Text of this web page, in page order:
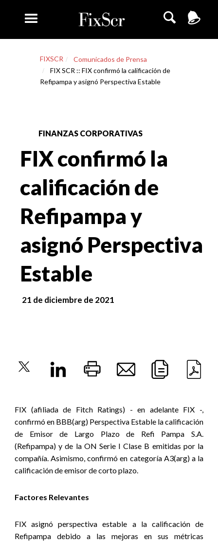
FIXSCR
Comunicados de Prensa
FIX SCR :: FIX confirmó la calificación de
Refipampa y asignó Perspectiva Estable
FINANZAS CORPORATIVAS
FIX confirmó la
calificación de
Refipampa y
asignó Perspectiva
Estable
21 de diciembre de 2021
FIX (afiliada de Fitch Ratings) - en adelante FIX -,
confirmó en BBB(arg) Perspectiva Estable la calificación
de Emisor de Largo Plazo de Refi Pampa S.A.
(Refipampa) y de la ON Serie I Clase B emitidas por la
compañía. Asimismo, confirmó en categoría A3(arg) a la
calificación de emisor de corto plazo.
Factores Relevantes
FIX asignó perspectiva estable a la calificación de
Refipampa debido a las mejoras en sus métricas